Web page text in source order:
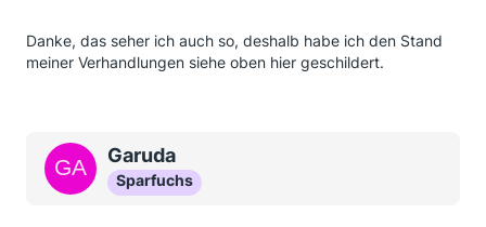
Danke, das seher ich auch so, deshalb habe ich den Stand
meiner Verhandlungen siehe oben hier geschildert.
Garuda
Sparfuchs